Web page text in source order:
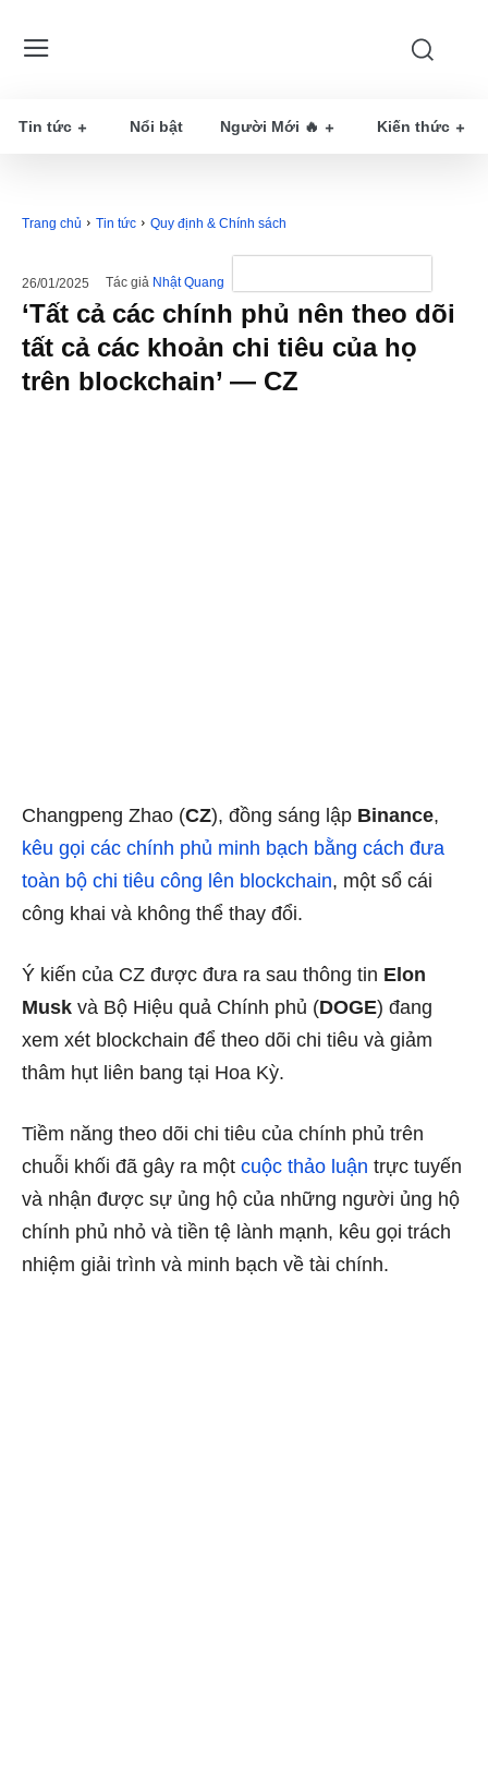
Tin tức Nổi bật Người Mới 🔥 Kiến thức
Trang chủ Tin tức Quy định & Chính sách
26/01/2025 Tác giả Nhật Quang
‘Tất cả các chính phủ nên theo dõi
tất cả các khoản chi tiêu của họ
trên blockchain’ — CZ
Changpeng Zhao (CZ), đồng sáng lập Binance,
kêu gọi các chính phủ minh bạch bằng cách đưa
toàn bộ chi tiêu công lên blockchain, một sổ cái
công khai và không thể thay đổi.
Ý kiến của CZ được đưa ra sau thông tin Elon
Musk và Bộ Hiệu quả Chính phủ (DOGE) đang
xem xét blockchain để theo dõi chi tiêu và giảm
thâm hụt liên bang tại Hoa Kỳ.
Tiềm năng theo dõi chi tiêu của chính phủ trên
chuỗi khối đã gây ra một cuộc thảo luận trực tuyến
và nhận được sự ủng hộ của những người ủng hộ
chính phủ nhỏ và tiền tệ lành mạnh, kêu gọi trách
nhiệm giải trình và minh bạch về tài chính.